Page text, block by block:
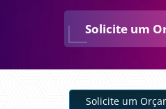
Solicite um
Solicite um